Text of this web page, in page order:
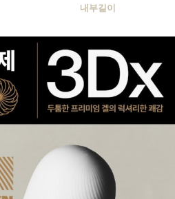
내부길이